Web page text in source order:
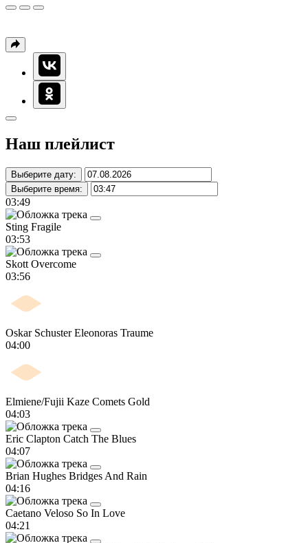
Наш плейлист
Выберите дату:
Выберите время:
03:49
Sting Fragile
03:53
Skott Overcome
03:56
Oskar SchusterEleonoras Traume
04:00
Elmiene/Fujii Kaze Comets Gold
04:03
Eric Clapton Catch The Blues
04:07
Brian Hughes Bridges And Rain
04:16
Caetano Veloso So In Love
04:21